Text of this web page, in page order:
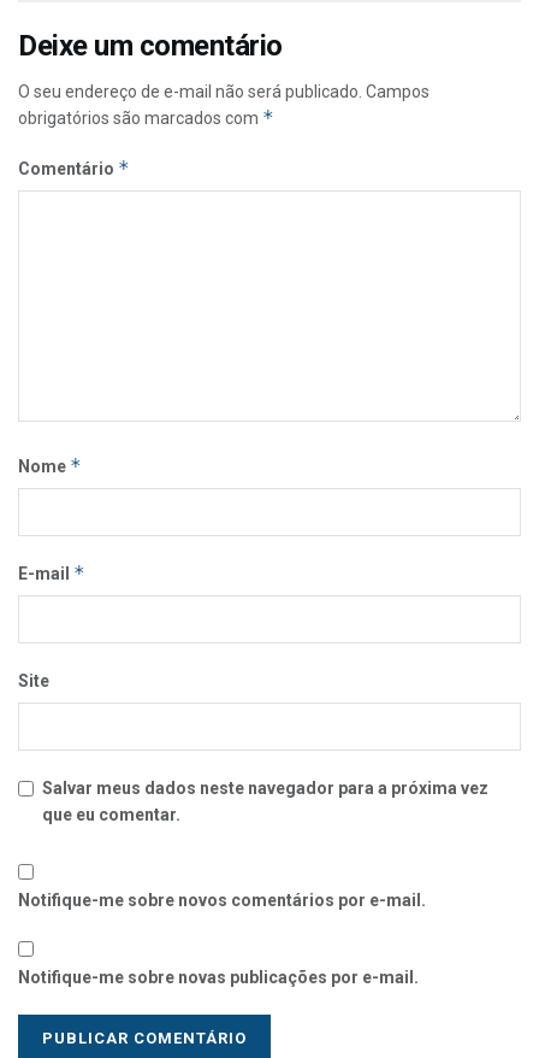
Deixe um comentário
O seu endereço de e-mail não será publicado. Campos
obrigatórios são marcados com *
Comentário *
Nome *
E-mail *
Site
Salvar meus dados neste navegador para a próxima vez
que eu comentar.
Notifique-me sobre novos comentários por e-mail.
Notifique-me sobre novas publicações por e-mail.